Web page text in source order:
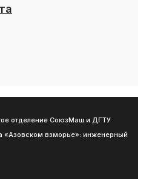
отделение СоюзМаш и ДГТУ
«Азовском взморье»: инженерный